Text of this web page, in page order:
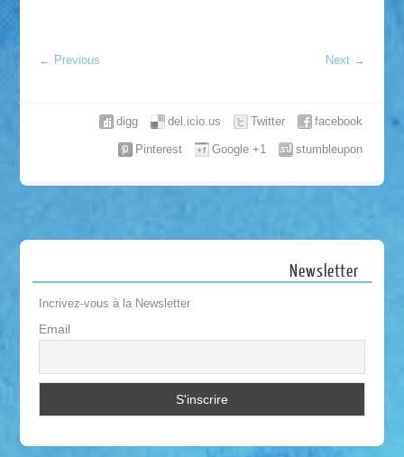
← Previous Next →
facebook
Twitter
del.icio.us
digg
stumbleupon
Google +1
Pinterest
Newsletter
Incrivez-vous à la Newsletter
Email